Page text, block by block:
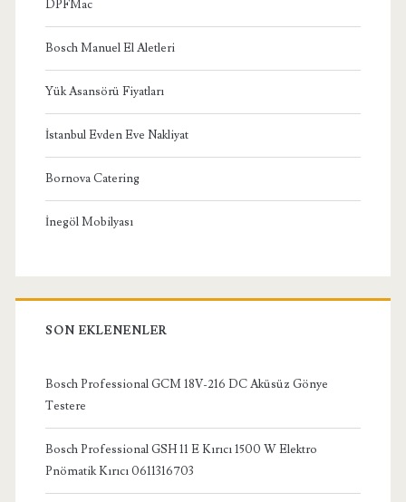
DPFMac
Bosch Manuel El Aletleri
Yük Asansörü Fiyatları
İstanbul Evden Eve Nakliyat
Bornova Catering
İnegöl Mobilyası
SON EKLENENLER
Bosch Professional GCM 18V-216 DC Aküsüz Gönye
Testere
Bosch Professional GSH 11 E Kırıcı 1500 W Elektro
Pnömatik Kırıcı 0611316703